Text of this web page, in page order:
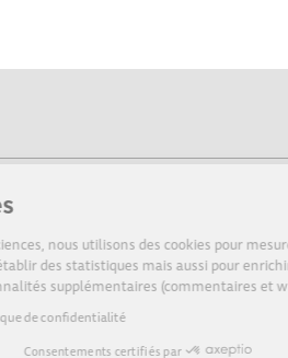
Sur Echosciences, nous utilisons des
audience, établir des statistiques mais
de fonctionnalités supplémentaires
Lire la politique de confidentialité
Consentements certifiés par